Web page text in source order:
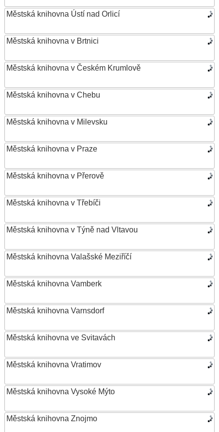
Městská knihovna Ústí nad Orlicí
Městská knihovna v Brtnici
Městská knihovna v Českém Krumlově
Městská knihovna v Chebu
Městská knihovna v Milevsku
Městská knihovna v Praze
Městská knihovna v Přerově
Městská knihovna v Třebíči
Městská knihovna v Týně nad Vltavou
Městská knihovna Valašské Meziříčí
Městská knihovna Vamberk
Městská knihovna Varnsdorf
Městská knihovna ve Svitavách
Městská knihovna Vratimov
Městská knihovna Vysoké Mýto
Městská knihovna Znojmo